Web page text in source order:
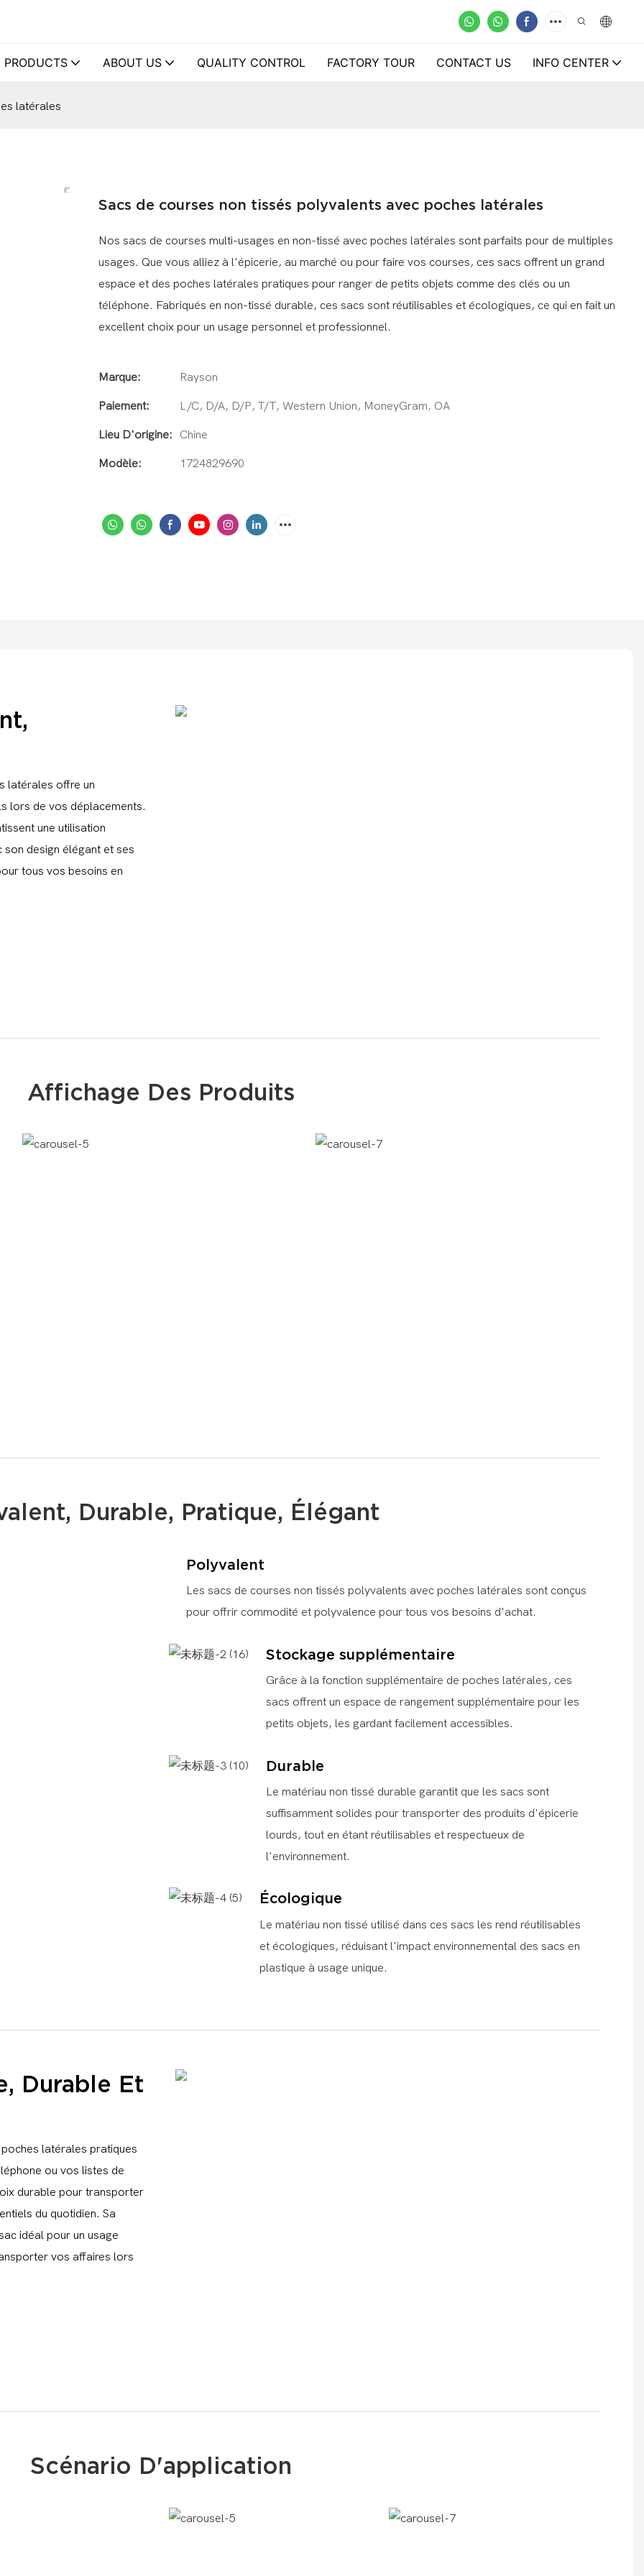
PRODUCTS ABOUT US QUALITY CONTROL FACTORY TOUR CONTACT US INFO CENTER
latérales
Sacs de courses non tissés polyvalents avec poches latérales
Nos sacs de courses multi-usages en non-tissé avec poches latérales sont parfaits pour de multiples
usages. Que vous alliez à l'épicerie, au marché ou pour faire vos courses, ces sacs offrent un grand
espace et des poches latérales pratiques pour ranger de petits objets comme des clés ou un
téléphone. Fabriqués en non-tissé durable, ces sacs sont réutilisables et écologiques, ce qui en fait un
excellent choix pour un usage personnel et professionnel.
Marque: Rayson
Paiement: L/C, D/A, D/P, T/T, Western Union, MoneyGram, OA
Lieu D'origine: Chine
Modèle: 1724829690
latérales offre un
lors de vos déplacements.
une utilisation
design élégant et ses
tous vos besoins en
Affichage Des Produits
Durable, Pratique, Élégant
Polyvalent
Les sacs de courses non tissés polyvalents avec poches latérales sont conçus
pour offrir commodité et polyvalence pour tous vos besoins d'achat.
Stockage supplémentaire
Grâce à la fonction supplémentaire de poches latérales, ces
sacs offrent un espace de rangement supplémentaire pour les
petits objets, les gardant facilement accessibles.
Durable
Le matériau non tissé durable garantit que les sacs sont
suffisamment solides pour transporter des produits d'épicerie
lourds, tout en étant réutilisables et respectueux de
l'environnement.
Écologique
Le matériau non tissé utilisé dans ces sacs les rend réutilisables
et écologiques, réduisant l'impact environnemental des sacs en
plastique à usage unique.
Durable Et
latérales pratiques
ou vos listes de
durable pour transporter
du quotidien. Sa
idéal pour un usage
vos affaires lors
Scénario D'application